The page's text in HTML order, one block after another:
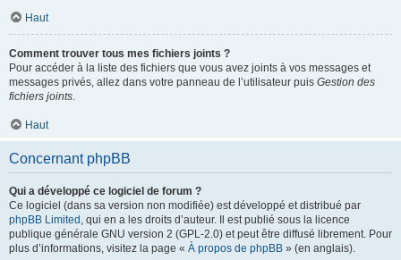
Haut
Comment trouver tous mes fichiers joints ?
Pour accéder à la liste des fichiers que vous avez joints à vos messages et
messages privés, allez dans votre panneau de l’utilisateur puis Gestion des
fichiers joints.
Haut
Concernant phpBB
Qui a développé ce logiciel de forum ?
Ce logiciel (dans sa version non modifiée) est développé et distribué par
phpBB Limited , qui en a les droits d’auteur. Il est publié sous la licence
publique générale GNU version 2 (GPL-2.0) et peut être diffusé librement. Pour
plus d’informations, visitez la page « À propos de phpBB » (en anglais).